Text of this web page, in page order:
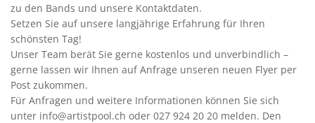
zu den Bands und unsere Kontaktdaten.
Setzen Sie auf unsere langjährige Erfahrung für Ihren
schönsten Tag!
Unser Team berät Sie gerne kostenlos und unverbindlich –
gerne lassen wir Ihnen auf Anfrage unseren neuen Flyer per
Post zukommen.
Für Anfragen und weitere Informationen können Sie sich
unter info@artistpool.ch oder 027 924 20 20 melden. Den